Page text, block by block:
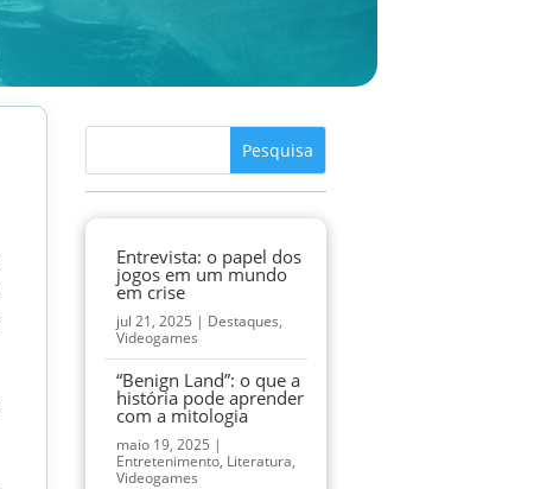
Entrevista: o papel dos
jogos em um mundo
em crise
jul 21, 2025 | Destaques,
Videogames
“Benign Land”: o que a
história pode aprender
com a mitologia
maio 19, 2025 |
Entretenimento, Literatura,
Videogames